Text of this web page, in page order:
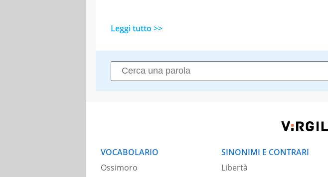
Leggi tutto >>
VOCABOLARIO
Ossimoro
SINONIMI E CONTRARI
Libertà